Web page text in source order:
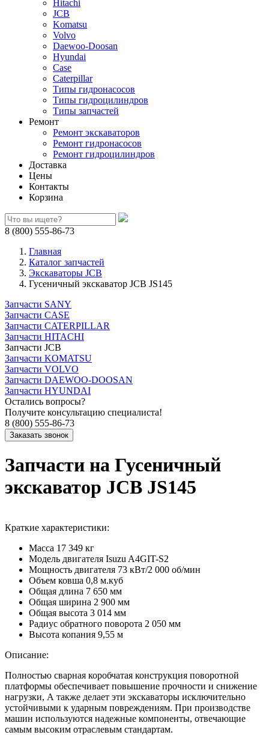
Hitachi
JCB
Komatsu
Volvo
Daewoo-Doosan
Hyundai
Case
Caterpillar
Типы гидронасосов
Типы гидроцилиндров
Типы запчастей
Ремонт
Ремонт экскаваторов
Ремонт гидронасосов
Ремонт гидроцилиндров
Доставка
Цены
Контакты
Корзина
8 (800) 555-86-73
Главная
Каталог запчастей
Экскаваторы JCB
Гусеничный экскаватор JCB JS145
Запчасти SANY
Запчасти CASE
Запчасти CATERPILLAR
Запчасти HITACHI
Запчасти JCB
Запчасти KOMATSU
Запчасти VOLVO
Запчасти DAEWOO-DOOSAN
Запчасти HYUNDAI
Остались вопросы?
Получите консультацию специалиста!
8 (800) 555-86-73
Запчасти на Гусеничный
экскаватор JCB JS145
Краткие характеристики:
Масса 17 349 кг
Модель двигателя Isuzu A4GIT-S2
Мощность двигателя 73 кВт/2 000 об/мин
Объем ковша 0,8 м.куб
Общая длина 7 650 мм
Общая ширина 2 900 мм
Общая высота 3 014 мм
Радиус обратного поворота 2 050 мм
Высота копания 9,55 м
Описание:
Полностью сварная коробчатая конструкция поворотной
платформы обеспечивает повышение прочности и снижение
нагрузки, А также делает эти экскаваторы исключительно
устойчивыми к ударным повреждениям. При производстве
машин используются надежные компоненты, отвечающие
самым высоким отраслевым стандартам.